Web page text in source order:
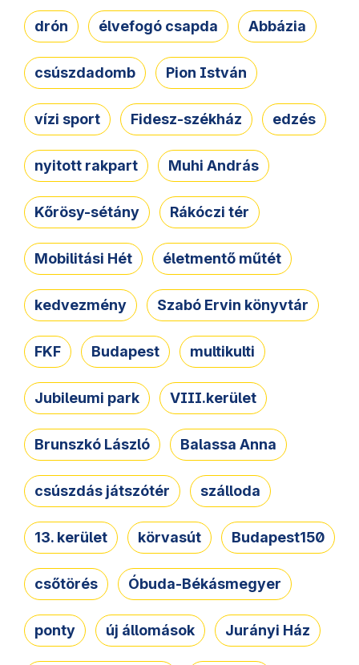
drón élvefogó csapda Abbázia
csúszdadomb Pion István
vízi sport Fidesz-székház edzés
nyitott rakpart Muhi András
Kőrösy-sétány Rákóczi tér
Mobilitási Hét életmentő műtét
kedvezmény Szabó Ervin könyvtár
FKF Budapest multikulti
Jubileumi park VIII.kerület
Brunszkó László Balassa Anna
csúszdás játszótér szálloda
13. kerület körvasút Budapest150
csőtörés Óbuda-Békásmegyer
ponty új állomások Jurányi Ház